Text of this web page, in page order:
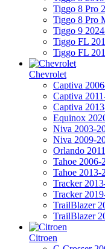
Tiggo 8 Pro
Tiggo 8 Pro
Tiggo 9
Tiggo FL
Tiggo FL
Chevrolet
Captiva
Captiva
Captiva
Equinox
Niva 2003-
Niva 2009-
Orlando
Tahoe 2006-
Tahoe 2013-
Tracker
Tracker
TrailBlazer
TrailBlazer
Citroen